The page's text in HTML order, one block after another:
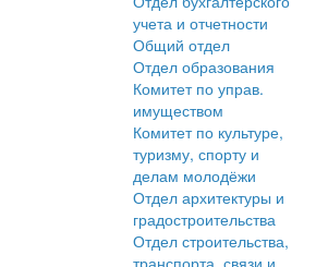
учета и отчетности
Общий отдел
Отдел образования
Комитет по управ.
имуществом
Комитет по культуре,
туризму, спорту и
делам молодёжи
Отдел архитектуры и
градостроительства
Отдел строительства,